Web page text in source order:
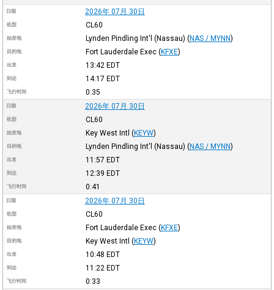
日期 2026年 07月 30日
机型 CL60
始发地 Lynden Pindling Int'l (Nassau) (NAS / MYNN)
目的地 Fort Lauderdale Exec (KFXE)
出发 13:42 EDT
到达 14:17 EDT
飞行时间 0:35
日期 2026年 07月 30日
机型 CL60
始发地 Key West Intl (KEYW)
目的地 Lynden Pindling Int'l (Nassau) (NAS / MYNN)
出发 11:57 EDT
到达 12:39 EDT
飞行时间 0:41
日期 2026年 07月 30日
机型 CL60
始发地 Fort Lauderdale Exec (KFXE)
目的地 Key West Intl (KEYW)
出发 10:48 EDT
到达 11:22 EDT
飞行时间 0:33